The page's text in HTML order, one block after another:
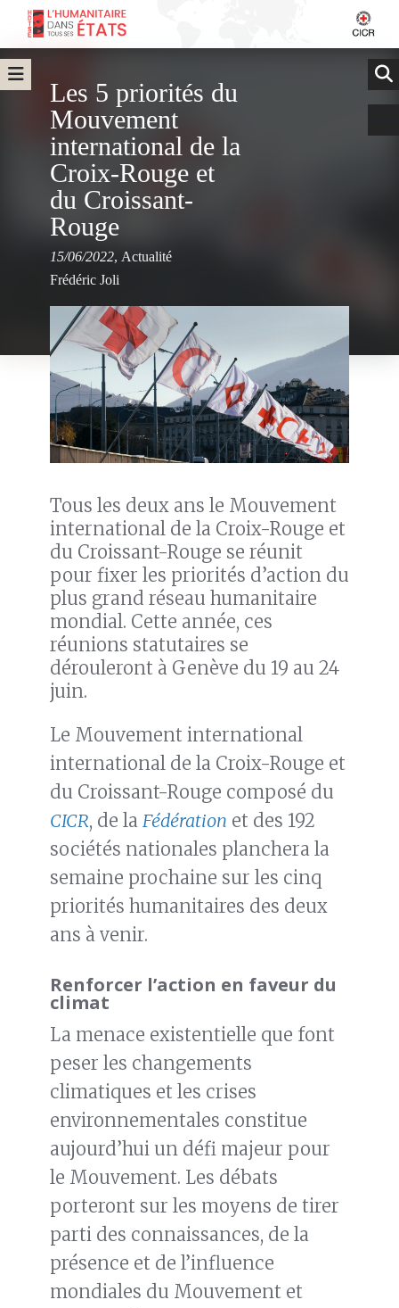
Les 5 priorités du
Mouvement
international de la
Croix-Rouge et
du Croissant-
Rouge
15/06/2022, Actualité
Frédéric Joli
Tous les deux ans le Mouvement
international de la Croix-Rouge et
du Croissant-Rouge se réunit
pour fixer les priorités d’action du
plus grand réseau humanitaire
mondial. Cette année, ces
réunions statutaires se
dérouleront à Genève du 19 au 24
juin.
Le Mouvement international
international de la Croix-Rouge et
du Croissant-Rouge composé du
CICR, de la Fédération et des 192
sociétés nationales planchera la
semaine prochaine sur les cinq
priorités humanitaires des deux
ans à venir.
Renforcer l’action en faveur du
climat
La menace existentielle que font
peser les changements
climatiques et les crises
environnementales constitue
aujourd’hui un défi majeur pour
le Mouvement. Les débats
porteront sur les moyens de tirer
parti des connaissances, de la
présence et de l’influence
mondiales du Mouvement et